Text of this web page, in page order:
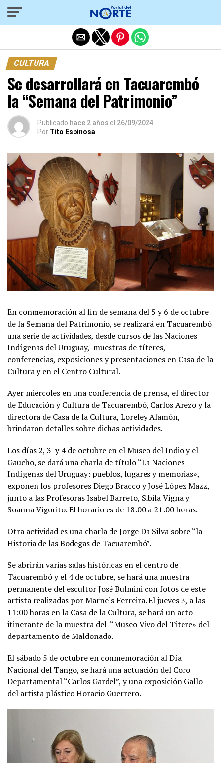
CULTURA
Se desarrollará en Tacuarembó
la “Semana del Patrimonio”
Publicado hace 2 años el 26/09/2024
Por Tito Espinosa
En conmemoración al fin de semana del 5 y 6 de octubre
de la Semana del Patrimonio, se realizará en Tacuarembó
una serie de actividades, desde cursos de las Naciones
Indígenas del Uruguay, muestras de títeres,
conferencias, exposiciones y presentaciones en Casa de la
Cultura y en el Centro Cultural.
Ayer miércoles en una conferencia de prensa, el director
de Educación y Cultura de Tacuarembó, Carlos Arezo y la
directora de Casa de la Cultura, Loreley Alamón,
brindaron detalles sobre dichas actividades.
Los días 2, 3 y 4 de octubre en el Museo del Indio y el
Gaucho, se dará una charla de título “La Naciones
Indígenas del Uruguay: pueblos, lugares y memorias»,
exponen los profesores Diego Bracco y José López Mazz,
junto a las Profesoras Isabel Barreto, Sibila Vigna y
Soanna Vigorito. El horario es de 18:00 a 21:00 horas.
Otra actividad es una charla de Jorge Da Silva sobre “la
Historia de las Bodegas de Tacuarembó”.
Se abrirán varias salas históricas en el centro de
Tacuarembó y el 4 de octubre, se hará una muestra
permanente del escultor José Bulmini con fotos de este
artista realizadas por Marnels Ferreira. El jueves 3, a las
11:00 horas en la Casa de la Cultura, se hará un acto
itinerante de la muestra del “Museo Vivo del Títere» del
departamento de Maldonado.
El sábado 5 de octubre en conmemoración al Día
Nacional del Tango, se hará una actuación del Coro
Departamental “Carlos Gardel”, y una exposición Gallo
del artista plástico Horacio Guerrero.
Salir de la versión móvil